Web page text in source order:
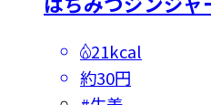
21kcal
約30円